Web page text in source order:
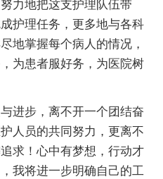
力地把这支护理队伍带
护理任务，更多地与各科
地掌握每个病人的情况，
为患者服好务，为医院树
进步，离不开一个团结奋
人员的共同努力，更离不
求！心中有梦想，行动才
我将进一步明确自己的工